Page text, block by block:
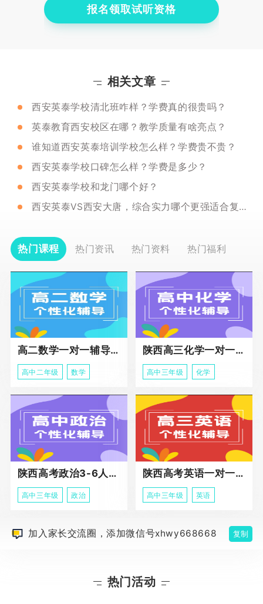
报名领取试听资格
相关文章
西安英泰学校清北班咋样？学费真的很贵吗？
英泰教育西安校区在哪？教学质量有啥亮点？
谁知道西安英泰培训学校怎么样？学费贵不贵？
西安英泰学校口碑怎么样？学费是多少？
西安英泰学校和龙门哪个好？
西安英泰VS西安大唐，综合实力哪个更强适合复读生？
热门课程 热门资讯 热门资料 热门福利
高二数学一对一辅导课程
高中二年级 数学
陕西高三化学一对一个性化辅导课程
高中三年级 化学
陕西高考政治3-6人班课程
高中三年级 政治
陕西高考英语一对一冲刺课程
高中三年级 英语
加入家长交流圈，添加微信号xhwy668668 复制
热门活动